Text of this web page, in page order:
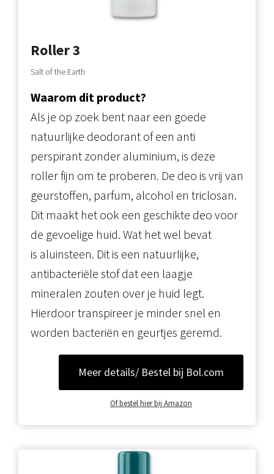
Roller 3
Salt of the Earth
Waarom dit product?
Als je op zoek bent naar een goede
natuurlijke deodorant of een anti
perspirant zonder aluminium, is deze
roller fijn om te proberen. De deo is vrij van
geurstoffen, parfum, alcohol en triclosan.
Dit maakt het ook een geschikte deo voor
de gevoelige huid. Wat het wel bevat
is aluinsteen. Dit is een natuurlijke,
antibacteriële stof dat een laagje
mineralen zouten over je huid legt.
Hierdoor transpireer je minder snel en
worden bacteriën en geurtjes geremd.
Meer details/ Bestel bij Bol.com
Of bestel hier bij Amazon